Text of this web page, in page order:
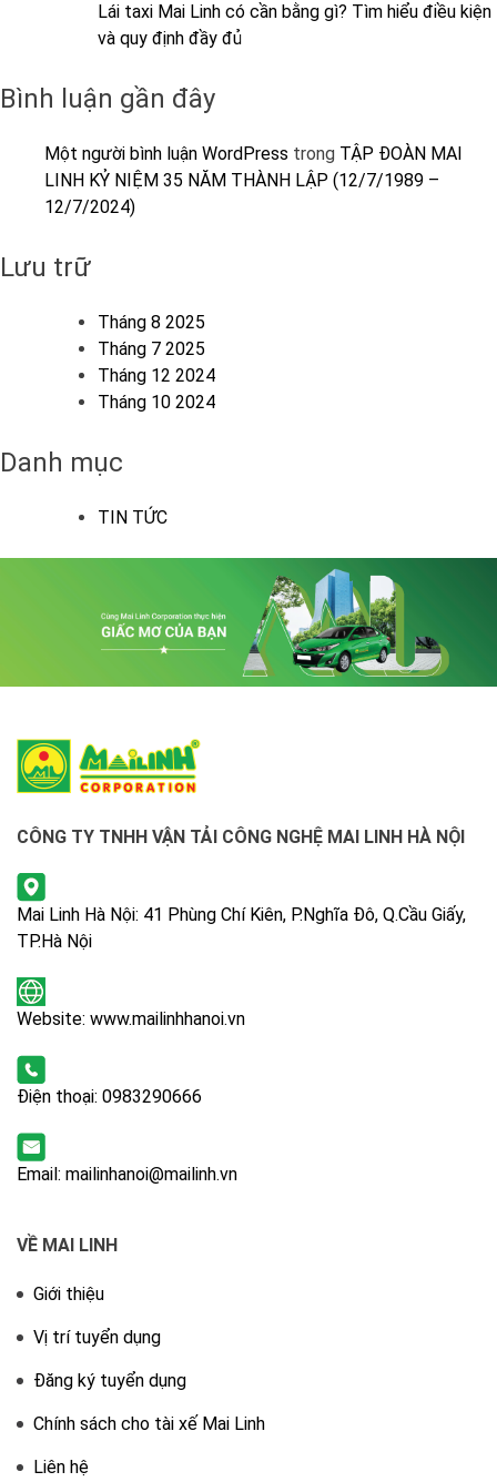
Lái taxi Mai Linh có cần bằng gì? Tìm hiểu điều kiện
và quy định đầy đủ
Bình luận gần đây
Một người bình luận WordPress trong TẬP ĐOÀN MAI
LINH KỶ NIỆM 35 NĂM THÀNH LẬP (12/7/1989 –
12/7/2024)
Lưu trữ
Tháng 8 2025
Tháng 7 2025
Tháng 12 2024
Tháng 10 2024
Danh mục
TIN TỨC
CÔNG TY TNHH VẬN TẢI CÔNG NGHỆ MAI LINH HÀ NỘI
Mai Linh Hà Nội: 41 Phùng Chí Kiên, P.Nghĩa Đô, Q.Cầu Giấy,
TP.Hà Nội
Website: www.mailinhhanoi.vn
Điện thoại: 0983290666
Email: mailinhanoi@mailinh.vn
VỀ MAI LINH
Giới thiệu
Vị trí tuyển dụng
Đăng ký tuyển dụng
Chính sách cho tài xế Mai Linh
Liên hệ